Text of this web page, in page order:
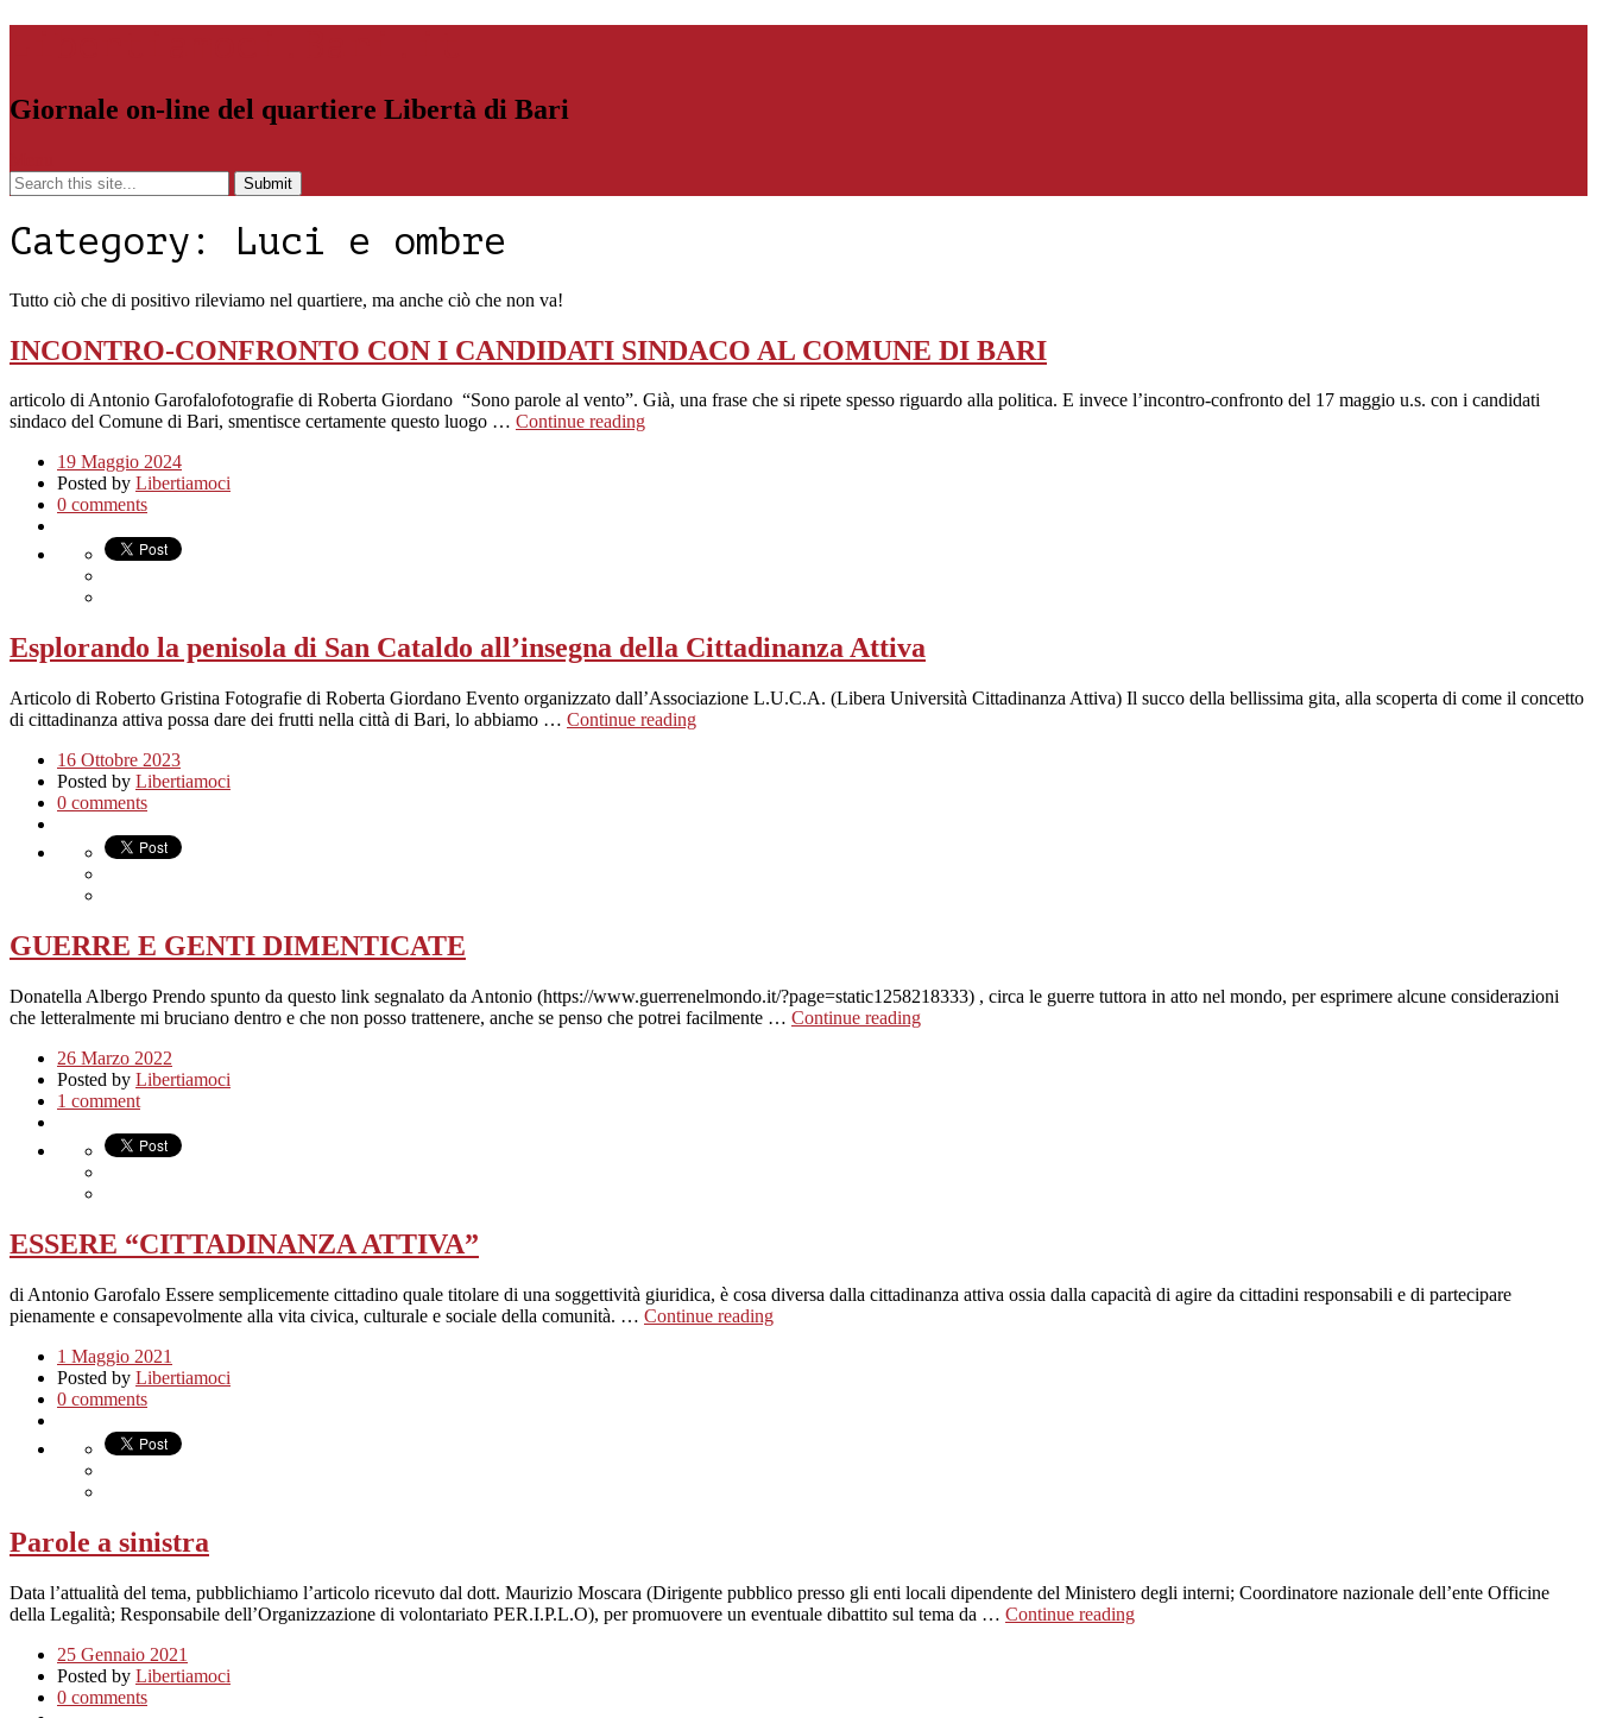
Giornale on-line del quartiere Libertà di Bari
Category: Luci e ombre
Tutto ciò che di positivo rileviamo nel quartiere, ma anche ciò che non va!
INCONTRO-CONFRONTO CON I CANDIDATI SINDACO AL COMUNE DI BARI
articolo di Antonio Garofalofotografie di Roberta Giordano “Sono parole al vento”. Già, una frase che si ripete spesso riguardo alla politica. E invece l’incontro-confronto del 17 maggio u.s. con i candidati
sindaco del Comune di Bari, smentisce certamente questo luogo … Continue reading
19 Maggio 2024
Posted by Libertiamoci
0 comments
Esplorando la penisola di San Cataldo all’insegna della Cittadinanza Attiva
Articolo di Roberto Gristina Fotografie di Roberta Giordano Evento organizzato dall’Associazione L.U.C.A. (Libera Università Cittadinanza Attiva) Il succo della bellissima gita, alla scoperta di come il concetto
di cittadinanza attiva possa dare dei frutti nella città di Bari, lo abbiamo … Continue reading
16 Ottobre 2023
Posted by Libertiamoci
0 comments
GUERRE E GENTI DIMENTICATE
Donatella Albergo Prendo spunto da questo link segnalato da Antonio (https://www.guerrenelmondo.it/?page=static1258218333) , circa le guerre tuttora in atto nel mondo, per esprimere alcune considerazioni
che letteralmente mi bruciano dentro e che non posso trattenere, anche se penso che potrei facilmente … Continue reading
26 Marzo 2022
Posted by Libertiamoci
1 comment
ESSERE “CITTADINANZA ATTIVA”
di Antonio Garofalo Essere semplicemente cittadino quale titolare di una soggettività giuridica, è cosa diversa dalla cittadinanza attiva ossia dalla capacità di agire da cittadini responsabili e di partecipare
pienamente e consapevolmente alla vita civica, culturale e sociale della comunità. … Continue reading
1 Maggio 2021
Posted by Libertiamoci
0 comments
Parole a sinistra
Data l’attualità del tema, pubblichiamo l’articolo ricevuto dal dott. Maurizio Moscara (Dirigente pubblico presso gli enti locali dipendente del Ministero degli interni; Coordinatore nazionale dell’ente Officine
della Legalità; Responsabile dell’Organizzazione di volontariato PER.I.P.L.O), per promuovere un eventuale dibattito sul tema da … Continue reading
25 Gennaio 2021
Posted by Libertiamoci
0 comments